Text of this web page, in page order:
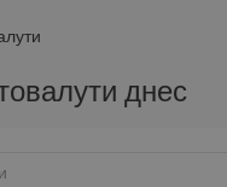
днес